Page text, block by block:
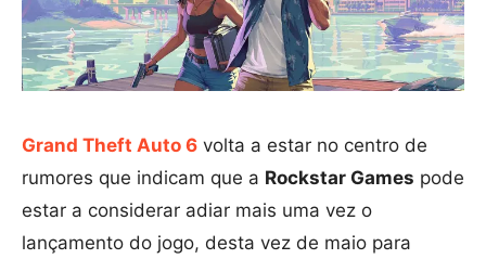
Grand Theft Auto 6 volta a estar no centro de
rumores que indicam que a Rockstar Games pode
estar a considerar adiar mais uma vez o
lançamento do jogo, desta vez de maio para